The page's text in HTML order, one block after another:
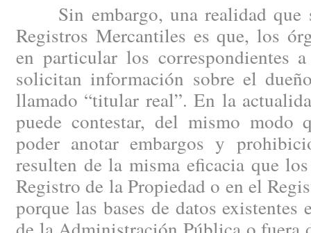
Sin embargo, una realidad que
Registros Mercantiles es que, los
en particular los correspondientes
solicitan información sobre el
llamado “titular real”. En la
puede contestar, del mismo modo
poder anotar embargos y
resulten de la misma eficacia que
Registro de la Propiedad o en el
porque las bases de datos